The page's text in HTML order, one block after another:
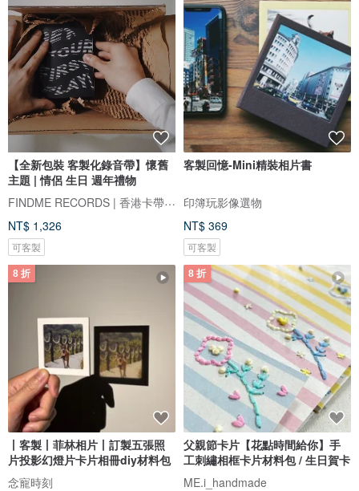
【全新包裝 客製化錄音帶】懷舊
主題 | 情侶 生日 週年禮物
FINDME RECORDS | 香港卡帶唱片生活店
NT$ 1,326
可客製
客製回憶-Mini精裝相片書
印簿玩影像選物
NT$ 369
可客製
8 折
丨客製丨菲林相片丨訂製五張照
片投影幻燈片卡片相冊diy材料包
念寵時刻
8 折
父親節卡片【花點時間給你】手
工刺繡相框卡片材料包 / 生日賀卡
ME.i_handmade